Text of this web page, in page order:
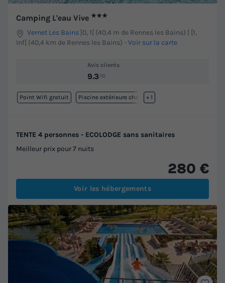
Camping L'eau Vive ★★★
Vernet Les Bains]0, 1[ (40,4 m de Rennes les Bains) | [1,
Inf[ (40,4 km de Rennes les Bains) - Voir sur la carte
Avis clients
9.3/10
Point Wifi gratuit Piscine extérieure chauffée
+ 1
TENTE 4 personnes - ECOLODGE sans sanitaires
Meilleur prix pour 7 nuits
280 €
Voir les hébergements